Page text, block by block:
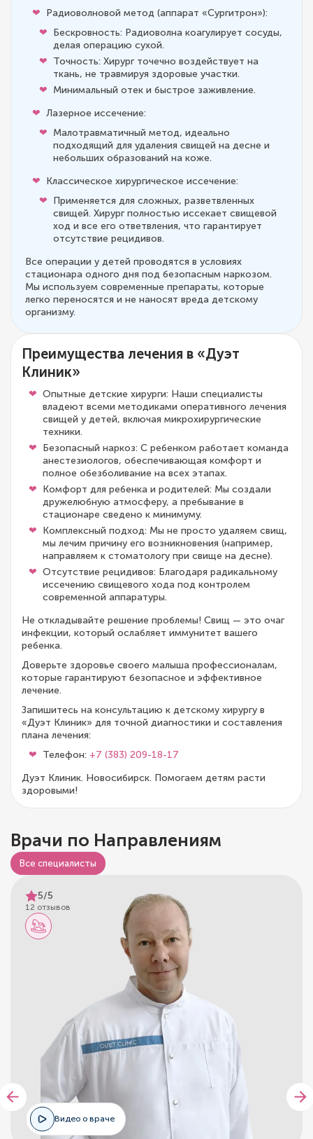
Радиоволновой метод (аппарат «Сургитрон»):
Бескровность: Радиоволна коагулирует сосуды,
делая операцию сухой.
Точность: Хирург точечно воздействует на
ткань, не травмируя здоровые участки.
Минимальный отек и быстрое заживление.
Лазерное иссечение:
Малотравматичный метод, идеально
подходящий для удаления свищей на десне и
небольших образований на коже.
Классическое хирургическое иссечение:
Применяется для сложных, разветвленных
свищей. Хирург полностью иссекает свищевой
ход и все его ответвления, что гарантирует
отсутствие рецидивов.
Все операции у детей проводятся в условиях
стационара одного дня под безопасным наркозом.
Мы используем современные препараты, которые
легко переносятся и не наносят вреда детскому
организму.
Преимущества лечения в «Дуэт
Клиник»
Опытные детские хирурги: Наши специалисты
владеют всеми методиками оперативного лечения
свищей у детей, включая микрохирургические
техники.
Безопасный наркоз: С ребенком работает команда
анестезиологов, обеспечивающая комфорт и
полное обезболивание на всех этапах.
Комфорт для ребенка и родителей: Мы создали
дружелюбную атмосферу, а пребывание в
стационаре сведено к минимуму.
Комплексный подход: Мы не просто удаляем свищ,
мы лечим причину его возникновения (например,
направляем к стоматологу при свище на десне).
Отсутствие рецидивов: Благодаря радикальному
иссечению свищевого хода под контролем
современной аппаратуры.
Не откладывайте решение проблемы! Свищ — это очаг
инфекции, который ослабляет иммунитет вашего
ребенка.
Доверьте здоровье своего малыша профессионалам,
которые гарантируют безопасное и эффективное
лечение.
Запишитесь на консультацию к детскому хирургу в
«Дуэт Клиник» для точной диагностики и составления
плана лечения:
Телефон: +7 (383) 209-18-17
Дуэт Клиник. Новосибирск. Помогаем детям расти
здоровыми!
Врачи по Направлениям
Все специалисты
5/5
12 отзывов
Видео о враче